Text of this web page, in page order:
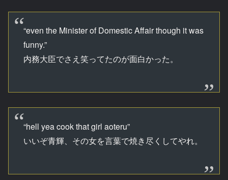
“even the Minister of Domestic Affair though it was
funny.”
内務大臣でさえ笑ってたのが面白かった。
“hell yea cook that girl aoteru”
いいぞ青輝、その女を言葉で焼き尽くしてやれ。